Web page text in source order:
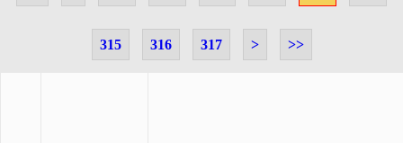
315 316 317 > >>